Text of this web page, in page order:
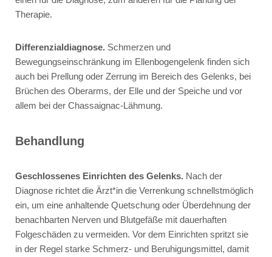
Therapie.
Differenzialdiagnose. Schmerzen und
Bewegungseinschränkung im Ellenbogengelenk finden sich
auch bei Prellung oder Zerrung im Bereich des Gelenks, bei
Brüchen des Oberarms, der Elle und der Speiche und vor
allem bei der Chassaignac-Lähmung.
Behandlung
Geschlossenes Einrichten des Gelenks. Nach der
Diagnose richtet die Ärzt*in die Verrenkung schnellstmöglich
ein, um eine anhaltende Quetschung oder Überdehnung der
benachbarten Nerven und Blutgefäße mit dauerhaften
Folgeschäden zu vermeiden. Vor dem Einrichten spritzt sie
in der Regel starke Schmerz- und Beruhigungsmittel, damit